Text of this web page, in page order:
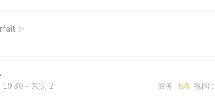
✨
19:30 - 来宾 2 服务 : 5/5 氛围 :